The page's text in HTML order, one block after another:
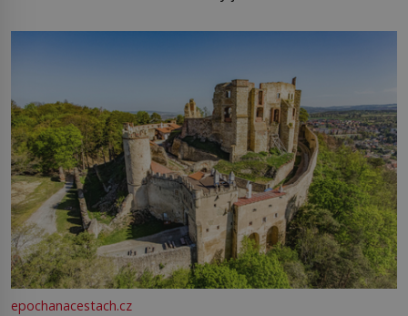
epochanacestach.cz